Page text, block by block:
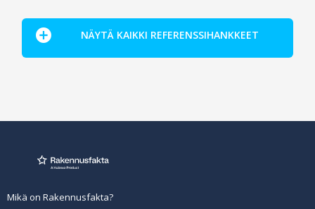
NÄYTÄ KAIKKI REFERENSSIHANKKEET
Mikä on Rakennusfakta?